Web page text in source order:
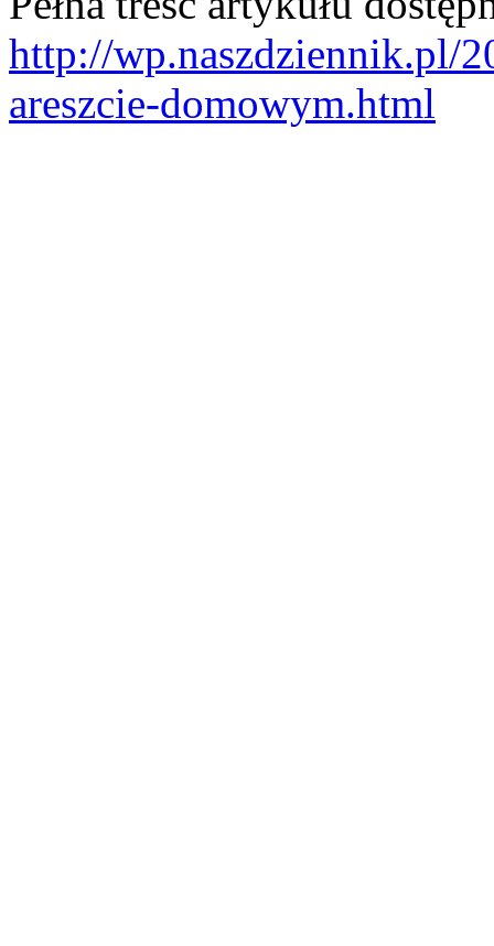
http://wp.naszdziennik.pl/
areszcie-domowym.html